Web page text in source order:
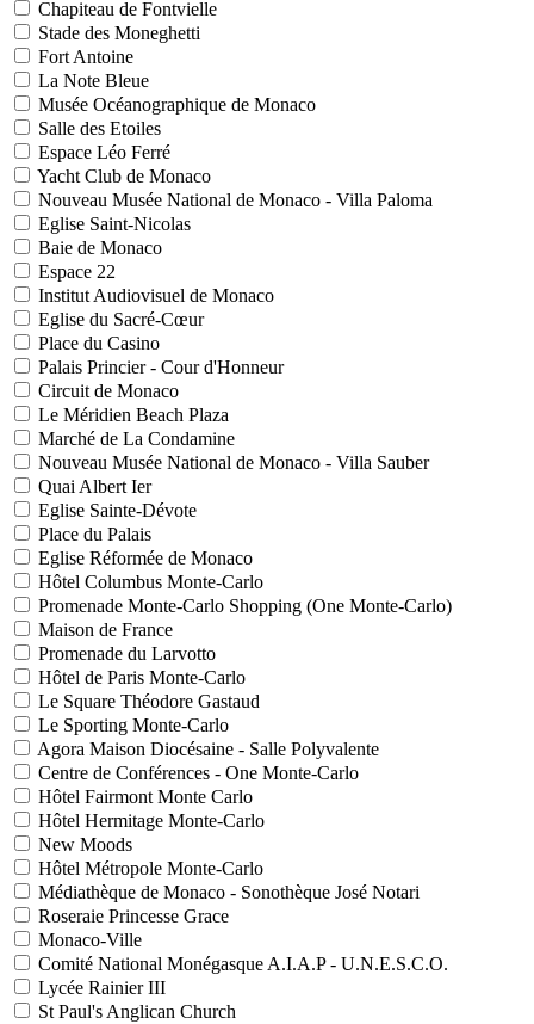
Chapiteau de Fontvielle
Stade des Moneghetti
Fort Antoine
La Note Bleue
Musée Océanographique de Monaco
Salle des Etoiles
Espace Léo Ferré
Yacht Club de Monaco
Nouveau Musée National de Monaco - Villa Paloma
Eglise Saint-Nicolas
Baie de Monaco
Espace 22
Institut Audiovisuel de Monaco
Eglise du Sacré-Cœur
Place du Casino
Palais Princier - Cour d'Honneur
Circuit de Monaco
Le Méridien Beach Plaza
Marché de La Condamine
Nouveau Musée National de Monaco - Villa Sauber
Quai Albert Ier
Eglise Sainte-Dévote
Place du Palais
Eglise Réformée de Monaco
Hôtel Columbus Monte-Carlo
Promenade Monte-Carlo Shopping (One Monte-Carlo)
Maison de France
Promenade du Larvotto
Hôtel de Paris Monte-Carlo
Le Square Théodore Gastaud
Le Sporting Monte-Carlo
Agora Maison Diocésaine - Salle Polyvalente
Centre de Conférences - One Monte-Carlo
Hôtel Fairmont Monte Carlo
Hôtel Hermitage Monte-Carlo
New Moods
Hôtel Métropole Monte-Carlo
Médiathèque de Monaco - Sonothèque José Notari
Roseraie Princesse Grace
Monaco-Ville
Comité National Monégasque A.I.A.P - U.N.E.S.C.O.
Lycée Rainier III
St Paul's Anglican Church